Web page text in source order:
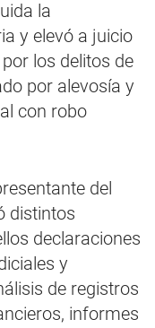
la
y elevó a juicio
los delitos de
por alevosía y
con robo
del
distintos
declaraciones
y
de registros
informes